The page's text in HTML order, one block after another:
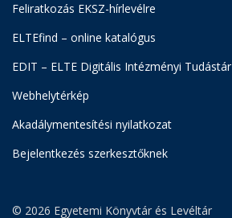
Feliratkozás EKSZ-hírlevélre
ELTEfind – online katalógus
EDIT – ELTE Digitális Intézményi Tudástár
Webhelytérkép
Akadálymentesítési nyilatkozat
Bejelentkezés szerkesztőknek
© 2026 Egyetemi Könyvtár és Levéltár